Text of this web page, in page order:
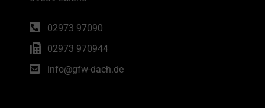
02973 97090
02973 970944
info@gfw-dach.de